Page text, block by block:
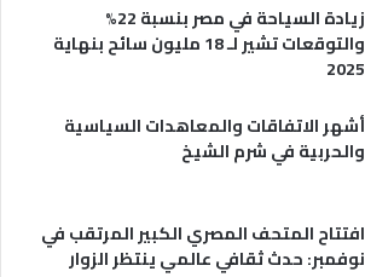
زيادة السياحة في مصر بنسبة 22%
والتوقعات تشير لـ 18 مليون سائح بنهاية
2025
أشهر الاتفاقات والمعاهدات السياسية
والحربية في شرم الشيخ
افتتاح المتحف المصري الكبير المرتقب في
نوفمبر: حدث ثقافي عالمي ينتظر الزوار